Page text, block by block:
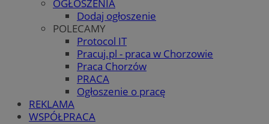
OGŁOSZENIA
Dodaj ogłoszenie
POLECAMY
Protocol IT
Pracuj.pl - praca w Chorzowie
Praca Chorzów
PRACA
Ogłoszenie o pracę
REKLAMA
WSPÓŁPRACA